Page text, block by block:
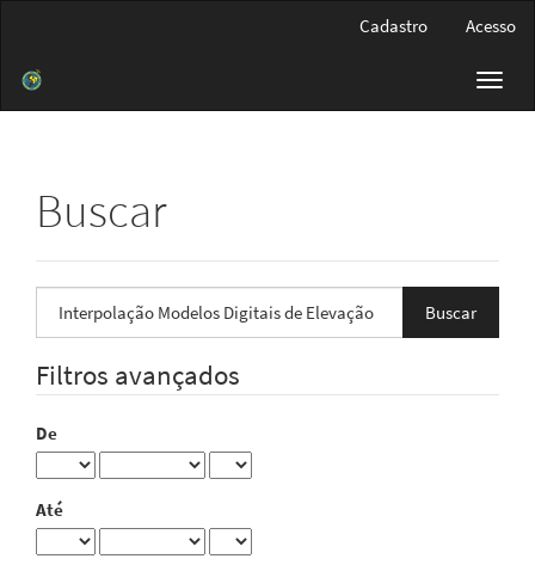
Barra
Cadastro Acesso
Buscar
termo
Filtros avançados
De
Até